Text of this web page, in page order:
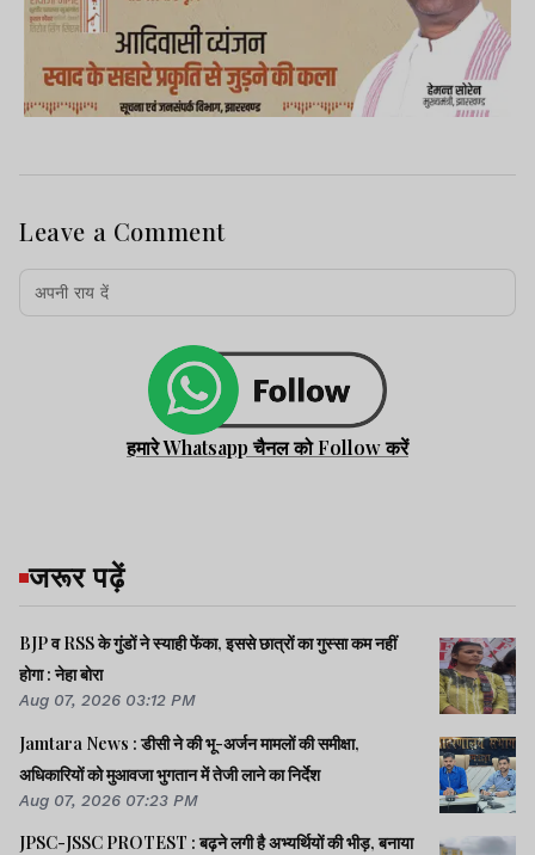
Leave a Comment
हमारे Whatsapp चैनल को Follow करें
जरूर पढ़ें
BJP व RSS के गुंडों ने स्याही फेंका, इससे छात्रों का गुस्सा कम नहीं
होगा : नेहा बोरा
Aug 07, 2026 03:12 PM
Jamtara News : डीसी ने की भू-अर्जन मामलों की समीक्षा,
अधिकारियों को मुआवजा भुगतान में तेजी लाने का निर्देश
Aug 07, 2026 07:23 PM
JPSC-JSSC PROTEST : बढ़ने लगी है अभ्यर्थियों की भीड़, बनाया